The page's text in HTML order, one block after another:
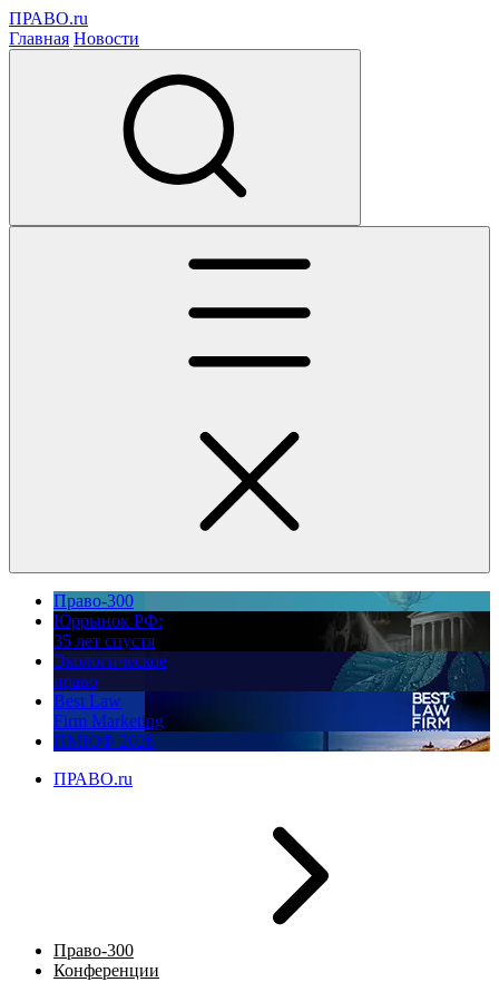
ПРАВО.ru
Главная Новости
Право-300
Юррынок РФ:
35 лет спустя
Экологическое
право
Best Law
Firm Marketing
ПМЮФ 2026
ПРАВО.ru
Право-300
Конференции